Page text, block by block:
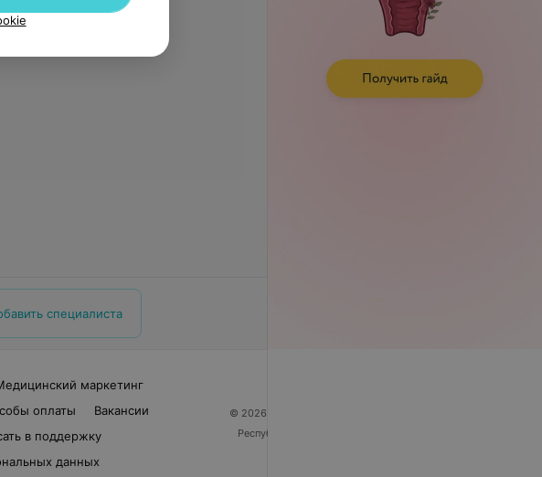
специалиста
маркетинг
оплаты
Вакансии
в поддержку
данных
© 2026 ООО «Артокс Лаб», УНП 191700409
Республика Беларусь, г. Минск, улица Толбухина, 2,